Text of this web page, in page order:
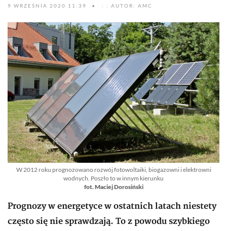
9 WRZEŚNIA 2020 11:39 : : AUTOR: AMC
W 2012 roku prognozowano rozwój fotowoltaiki, biogazowni i elektrowni
wodnych. Poszło to w innym kierunku
fot. Maciej Dorosiński
Prognozy w energetyce w ostatnich latach niestety
często się nie sprawdzają. To z powodu szybkiego